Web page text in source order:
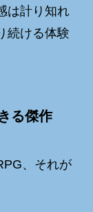
は計り知れ
続ける体験
る傑作
、それが